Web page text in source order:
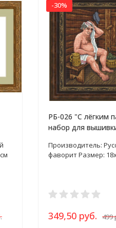
-30%
РБ-026 "С лёгким
набор для
Производитель:
фаворит Размер:
349,50 руб. 499